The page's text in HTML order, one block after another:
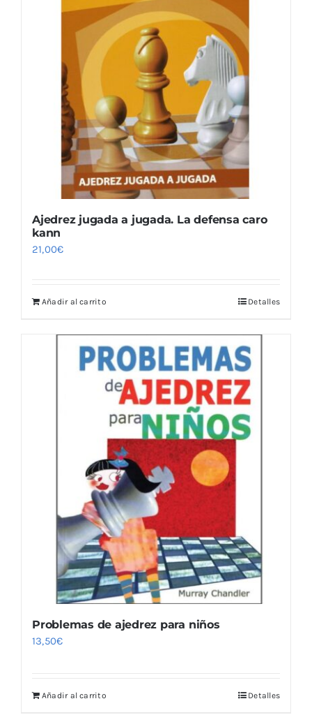
Ajedrez jugada a jugada. La defensa caro
kann
21,00€
Añadir al carrito Detalles
Problemas de ajedrez para niños
13,50€
Añadir al carrito Detalles